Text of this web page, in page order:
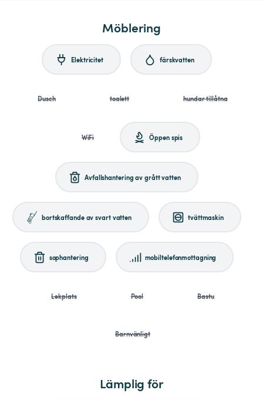
Möblering
Elektricitet färskvatten
Dusch toalett hundar tillåtna
WiFi Öppen spis
Avfallshantering av grått vatten
bortskaffande av svart vatten tvättmaskin
sophantering mobiltelefonmottagning
Lekplats Pool Bastu
Barnvänligt
Lämplig för